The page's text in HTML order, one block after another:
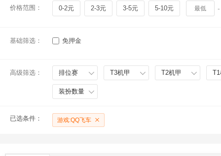
价格范围： 0-2元 2-3元 3-5元 5-10元 -
基础筛选： 免押金
高级筛选： 排位赛 T3机甲 T2机甲
装扮数量
已选条件： 游戏:QQ飞车